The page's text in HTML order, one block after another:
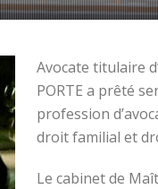
Avocate titulaire
PORTE a prêté
profession
droit familial et
Le cabinet de